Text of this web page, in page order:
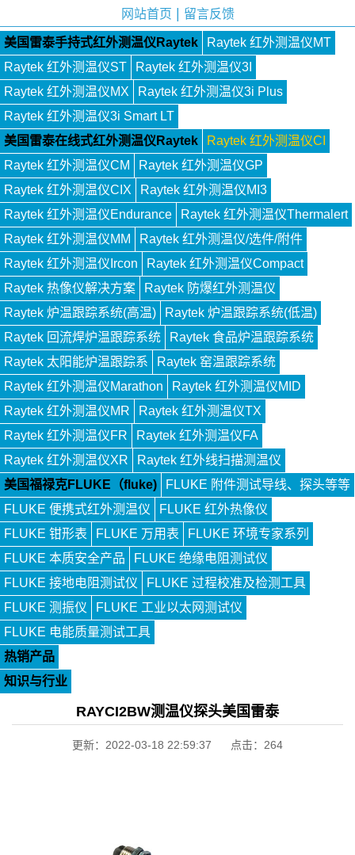
网站首页 留言反馈
美国雷泰手持式红外测温仪Raytek
Raytek 红外测温仪MT
Raytek 红外测温仪ST
Raytek 红外测温仪3I
Raytek 红外测温仪MX
Raytek 红外测温仪3i Plus
Raytek 红外测温仪3i Smart LT
美国雷泰在线式红外测温仪Raytek
Raytek 红外测温仪CI
Raytek 红外测温仪CM
Raytek 红外测温仪GP
Raytek 红外测温仪CIX
Raytek 红外测温仪MI3
Raytek 红外测温仪Endurance
Raytek 红外测温仪Thermalert
Raytek 红外测温仪MM
Raytek 红外测温仪/选件/附件
Raytek 红外测温仪Ircon
Raytek 红外测温仪Compact
Raytek 热像仪解决方案
Raytek 防爆红外测温仪
Raytek 炉温跟踪系统(高温)
Raytek 炉温跟踪系统(低温)
Raytek 回流焊炉温跟踪系统
Raytek 食品炉温跟踪系统
Raytek 太阳能炉温跟踪系
Raytek 窑温跟踪系统
Raytek 红外测温仪Marathon
Raytek 红外测温仪MID
Raytek 红外测温仪MR
Raytek 红外测温仪TX
Raytek 红外测温仪FR
Raytek 红外测温仪FA
Raytek 红外测温仪XR
Raytek 红外线扫描测温仪
美国福禄克FLUKE（fluke)
FLUKE 附件测试导线、探头等等
FLUKE 便携式红外测温仪
FLUKE 红外热像仪
FLUKE 钳形表
FLUKE 万用表
FLUKE 环境专家系列
FLUKE 本质安全产品
FLUKE 绝缘电阻测试仪
FLUKE 接地电阻测试仪
FLUKE 过程校准及检测工具
FLUKE 测振仪
FLUKE 工业以太网测试仪
FLUKE 电能质量测试工具
热销产品
知识与行业
RAYCI2BW测温仪探头美国雷泰
更新：2022-03-18 22:59:37 点击： 264